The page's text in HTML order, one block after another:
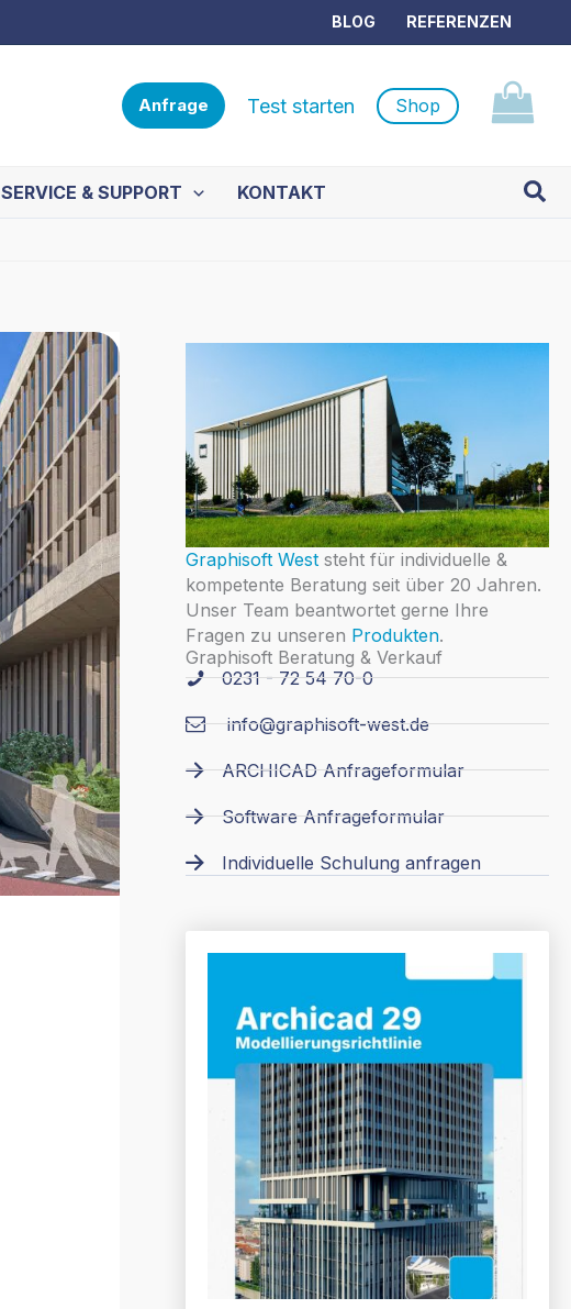
BLOG REFERENZEN
Anfrage Test starten Shop
SERVICE & SUPPORT KONTAKT
Graphisoft Weststeht für individuelle &
kompetente Beratung seit über 20 Jahren.
Unser Team beantwortet gerne Ihre
Fragen zu unseren Produkten.
Graphisoft Beratung & Verkauf
0231 - 72 54 70-0
info@graphisoft-west.de
ARCHICAD Anfrageformular
Software Anfrageformular
Individuelle Schulung anfragen